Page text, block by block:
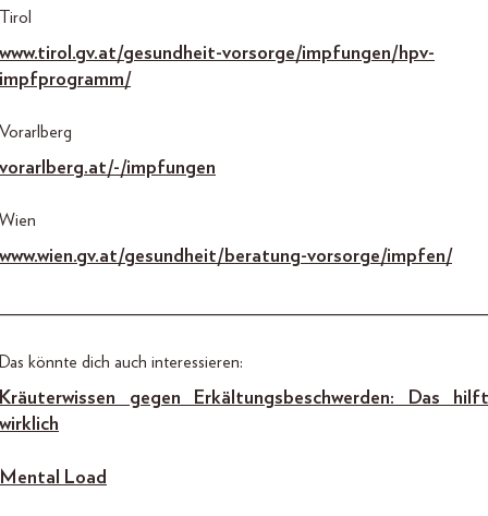
Tirol
www.tirol.gv.at/gesundheit-vorsorge/impfungen/hpv-
impfprogramm/
Vorarlberg
vorarlberg.at/-/impfungen
Wien
www.wien.gv.at/gesundheit/beratung-vorsorge/impfen/
__________________________________________________
Das könnte dich auch interessieren:
Kräuterwissen gegen Erkältungsbeschwerden: Das hilft
wirklich
Mental Load